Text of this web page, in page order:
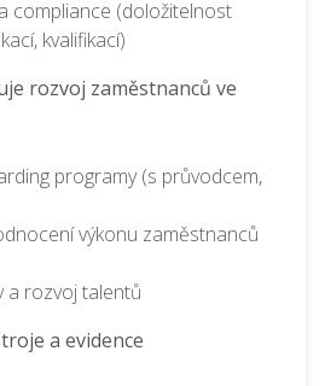
compliance (doložitelnost
kvalifikací)
rozvoj zaměstnanců ve
programy (s průvodcem,
výkonu zaměstnanců
a rozvoj talentů
a evidence